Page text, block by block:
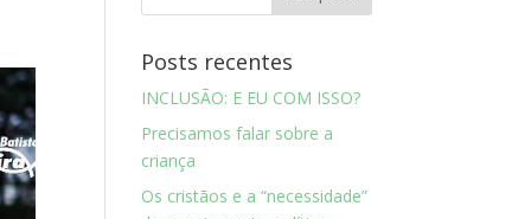
Posts recentes
INCLUSÃO: E EU COM ISSO?
Precisamos falar sobre a
criança
Os cristãos e a “necessidade”